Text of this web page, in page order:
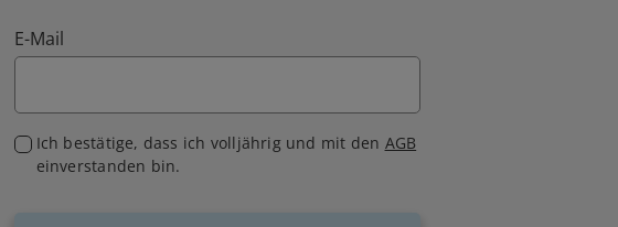
E-Mail
Ich bestätige, dass ich volljährig und mit den AGB
einverstanden bin.